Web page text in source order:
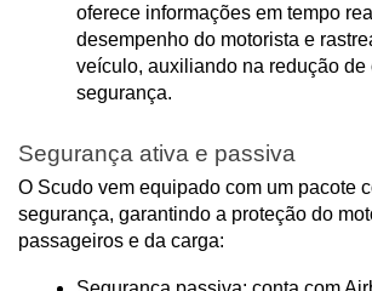
oferece informações em tempo
desempenho do motorista e
veículo, auxiliando na redução de
segurança.
Segurança ativa e passiva
O Scudo vem equipado com um pacote
segurança, garantindo a proteção do
passageiros e da carga: